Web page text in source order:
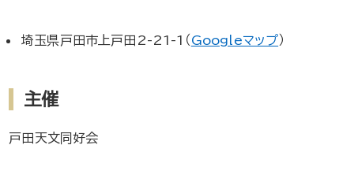
埼玉県戸田市上戸田2-21-1（ Googleマップ）
主催
戸田天文同好会